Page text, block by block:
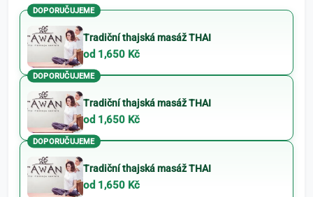
DOPORUČUJEME
Tradiční thajská masáž THAI
od 1,650 Kč
DOPORUČUJEME
Tradiční thajská masáž THAI
od 1,650 Kč
DOPORUČUJEME
Tradiční thajská masáž THAI
od 1,650 Kč